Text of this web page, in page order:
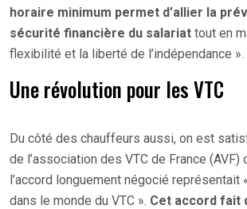
horaire minimum permet d’allier la
sécurité financière du salariat tout en
flexibilité et la liberté de l’indépendance ».
Une révolution pour les VTC
Du côté des chauffeurs aussi, on est
de l’association des VTC de France (AVF)
l’accord longuement négocié représentait
dans le monde du VTC ». Cet accord fait